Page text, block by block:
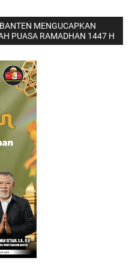
MENGUCAPKAN
PUASA RAMADHAN 1447 H